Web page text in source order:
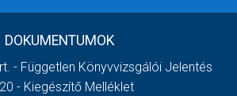
DOKUMENTUMOK
- Független Könyvvizsgálói Jelentés
- Kiegészítő Melléklet